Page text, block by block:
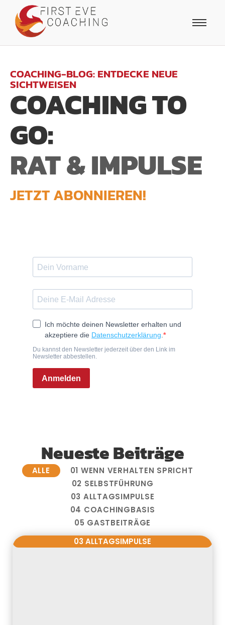
COACHING-BLOG: ENTDECKE NEUE
SICHTWEISEN
COACHING TO
GO:
RAT & IMPULSE
JETZT ABONNIEREN!
Neueste Beiträge
01 WENN VERHALTEN SPRICHT
02 SELBSTFÜHRUNG
03 ALLTAGSIMPULSE
04 COACHINGBASIS
05 GASTBEITRÄGE
ALLE
03 ALLTAGSIMPULSE